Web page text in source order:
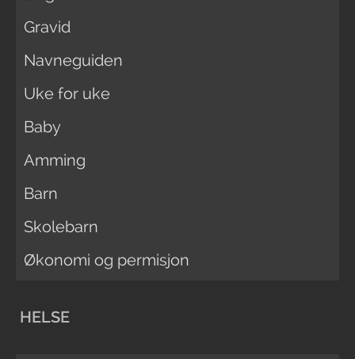
Gravid
Navneguiden
Uke for uke
Baby
Amming
Barn
Skolebarn
Økonomi og permisjon
HELSE